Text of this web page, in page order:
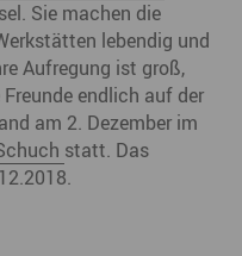
Sie machen die
lebendig und
Aufregung ist groß,
endlich auf der
am 2. Dezember im
statt. Das